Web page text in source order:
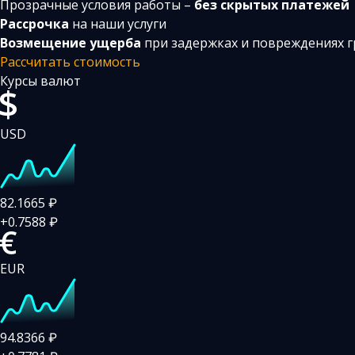
Прозрачные условия работы – без скрытых платежей
Рассрочка на наши услуги
Возмещение ущерба при задержках и повреждениях
Рассчитать стоимость
Курсы валют
USD
82.1665 ₽
+0.7588 ₽
EUR
94.8366 ₽